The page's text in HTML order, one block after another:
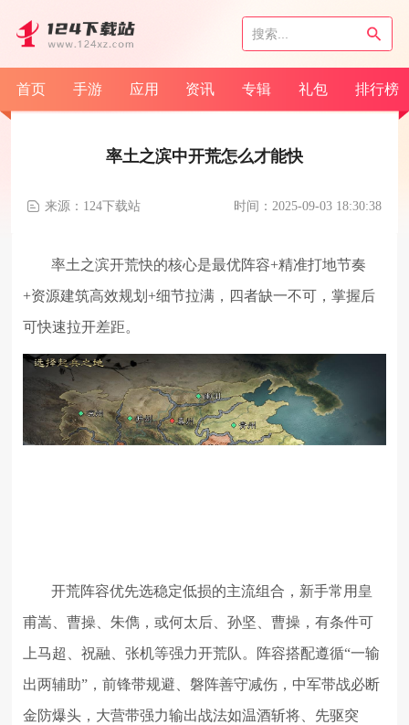
首页 手游 应用 资讯 专辑 礼包 排行榜
率土之滨中开荒怎么才能快
来源：124下载站 时间：2025-09-03 18:30:38
率土之滨开荒快的核心是最优阵容+精准打地节奏
+资源建筑高效规划+细节拉满，四者缺一不可，掌握后
可快速拉开差距。
开荒阵容优先选稳定低损的主流组合，新手常用皇
甫嵩、曹操、朱儁，或何太后、孙坚、曹操，有条件可
上马超、祝融、张机等强力开荒队。阵容搭配遵循“一输
出两辅助”，前锋带规避、磐阵善守减伤，中军带战必断
金防爆头，大营带强力输出战法如温酒斩将、先驱突